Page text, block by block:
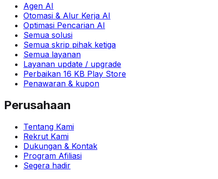
Agen AI
Otomasi & Alur Kerja AI
Optimasi Pencarian AI
Semua solusi
Semua skrip pihak ketiga
Semua layanan
Layanan update / upgrade
Perbaikan 16 KB Play Store
Penawaran & kupon
Perusahaan
Tentang Kami
Rekrut Kami
Dukungan & Kontak
Program Afiliasi
Segera hadir